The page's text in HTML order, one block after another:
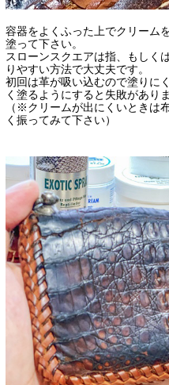
容器をよくふった上でクリーム
塗って下さい。
スローンスクエアは指、もしく
りやすい方法で大丈夫です。
初回は革が吸い込むので塗りに
く塗るようにすると失敗があり
（※クリームが出にくいときは
く振ってみて下さい）